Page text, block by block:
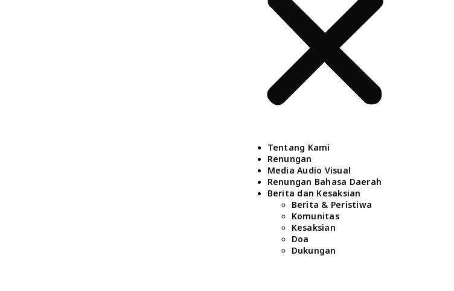
Tentang Kami
Renungan
Media Audio Visual
Renungan Bahasa Daerah
Berita dan Kesaksian
Berita & Peristiwa
Komunitas
Kesaksian
Doa
Dukungan